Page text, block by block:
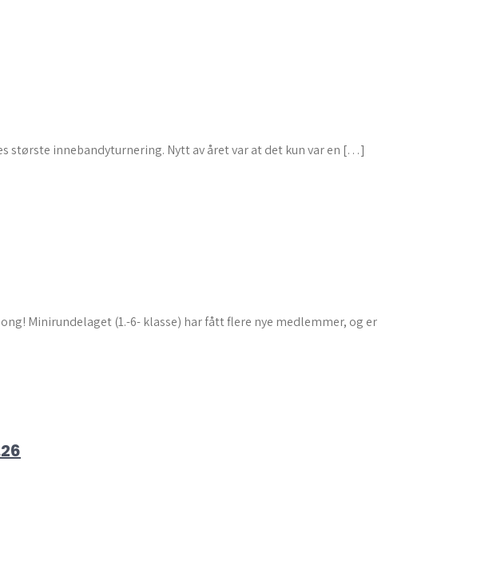
største innebandyturnering. Nytt av året var at det kun var en […]
Minirundelaget (1.-6- klasse) har fått flere nye medlemmer, og er